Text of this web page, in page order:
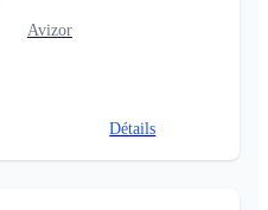
Avizor
Détails